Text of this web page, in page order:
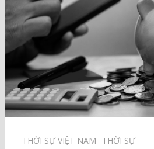
THỜI SỰ VIỆT NAM⠀ THỜI SỰ⠀